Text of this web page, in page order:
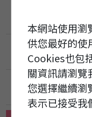
泰祥綜合長照機
安康養護之家
本網站使用瀏
供您最好的使
Cookies也包
關資訊請瀏覽
您選擇繼續瀏
表示已接受我